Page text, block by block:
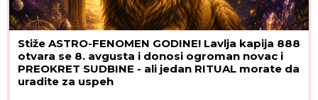
Stiže ASTRO-FENOMEN GODINE! Lavlja kapija 888
otvara se 8. avgusta i donosi ogroman novac i
PREOKRET SUDBINE - ali jedan RITUAL morate da
uradite za uspeh